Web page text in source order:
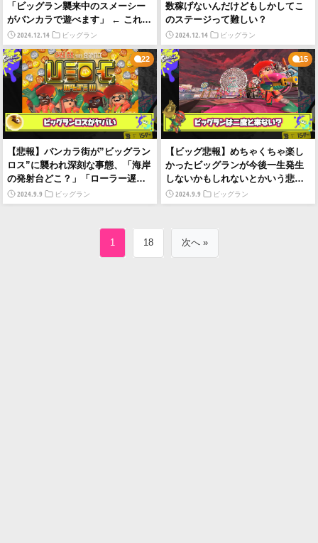
「ビッグラン襲来中のスメーシー
がバンカラで遊べます」 ← これも
う世界観破壊じゃん…
2024.12.14 ビッグラン
数稼げないんだけどもしかしてこ
のステージって難しい？
2024.12.14 ビッグラン
22
【悲報】バンカラ街が”ビッグラン
ロス”に襲われ深刻な事態、「海岸
の発射台どこ？」「ローラー遅す
ぎ」など無気力バイターが増加し
てしまう
2024.9.9 ビッグラン
15
【ビッグ悲報】めちゃくちゃ楽し
かったビッグランが今後一生発生
しないかもしれないとかいう悲し
み2024.9.9 ビッグラン
1 18 次へ »